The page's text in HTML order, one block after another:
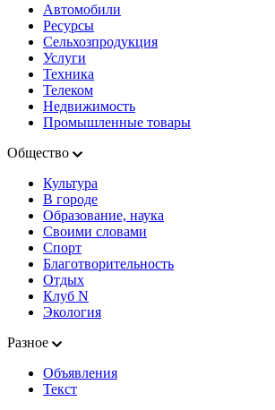
Автомобили
Ресурсы
Сельхозпродукция
Услуги
Техника
Телеком
Недвижимость
Промышленные товары
Общество
Культура
В городе
Образование, наука
Своими словами
Спорт
Благотворительность
Отдых
Клуб N
Экология
Разное
Объявления
Текст